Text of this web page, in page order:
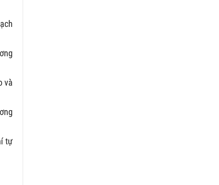
và
tự